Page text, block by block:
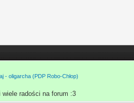
- oligarcha (PDP Robo-Chłop)
radości na forum :3